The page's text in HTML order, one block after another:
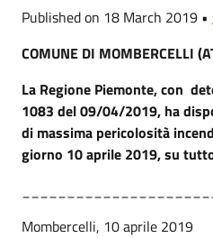
Published on 18 March 2019 •
COMUNE DI MOMBERCELLI
La Regione Piemonte, con
1083 del 09/04/2019, ha
di massima pericolosità
giorno 10 aprile 2019, su
Mombercelli, 10 aprile 2019